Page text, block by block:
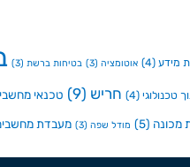
מידע (4) אוטומציה (3) בטיחות ברשת (3)
טכנולוגי (4) חריש (9) טכנאי
מכונה (5) מודל שפה (3) מעבדת